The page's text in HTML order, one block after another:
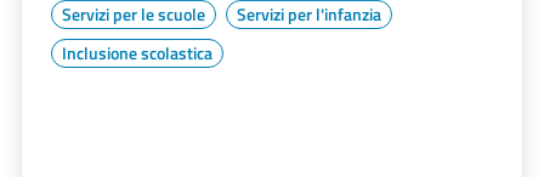
Servizi per le scuole
Servizi per l'infanzia
Inclusione scolastica